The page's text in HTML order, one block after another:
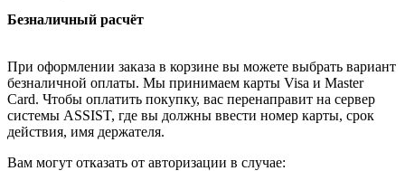
Безналичный расчёт
При оформлении заказа в корзине вы можете выбрать вариант
безналичной оплаты. Мы принимаем карты Visa и Master
Card. Чтобы оплатить покупку, вас перенаправит на сервер
системы ASSIST, где вы должны ввести номер карты, срок
действия, имя держателя.
Вам могут отказать от авторизации в случае: